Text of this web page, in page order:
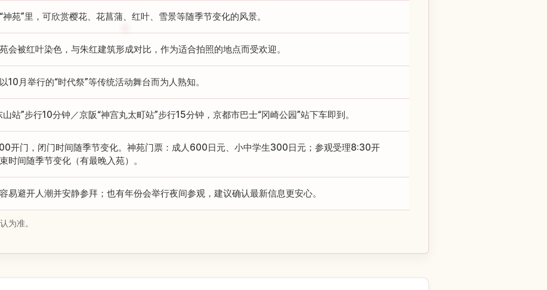
神苑”里，可欣赏樱花、花菖蒲、红叶、雪景等随季节变化的风景。
会被红叶染色，与朱红建筑形成对比，作为适合拍照的地点而受欢迎。
10月举行的“时代祭”等传统活动舞台而为人熟知。
山站”步行10分钟／京阪“神宫丸太町站”步行15分钟，京都市巴士“冈崎公园”站下车即到。
开门，闭门时间随季节变化。神苑门票：成人600日元、小中学生300日元；参观受理8:30开
时间随季节变化（有最晚入苑）。
易避开人潮并安静参拜；也有年份会举行夜间参观，建议确认最新信息更安心。
为准。